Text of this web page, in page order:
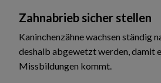
Zahnabrieb sicher stellen
Kaninchenzähne wachsen ständig
deshalb abgewetzt werden, damit
Missbildungen kommt.